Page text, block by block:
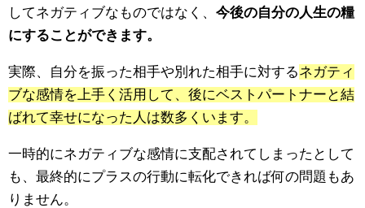
してネガティブなものではなく、 今後の自分の人生の糧
にすることができます。
実際、自分を振った相手や別れた相手に対するネガティ
ブな感情を上手く活用して、後にベストパートナーと結
ばれて幸せになった人は数多くいます。
一時的にネガティブな感情に支配されてしまったとして
も、最終的にプラスの行動に転化できれば何の問題もあ
りません。